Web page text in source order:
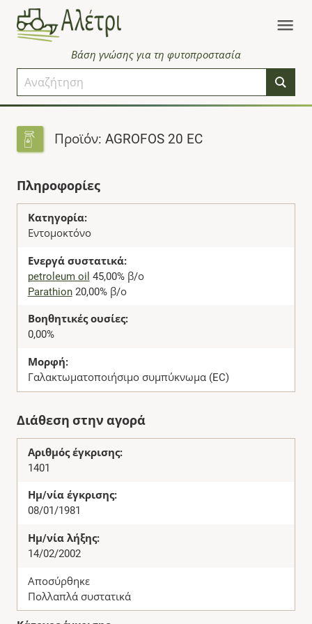
Βάση γνώσης για τη φυτοπροστασία
Προϊόν: AGROFOS 20 EC
Πληροφορίες
Κατηγορία:
Εντομοκτόνο
Ενεργά συστατικά:
petroleum oil 45,00% β/ο
Parathion20,00% β/ο
Βοηθητικές ουσίες:
0,00%
Μορφή:
Γαλακτωματοποιήσιμο συμπύκνωμα (EC)
Διάθεση στην αγορά
Αριθμός έγκρισης:
1401
Ημ/νία έγκρισης:
08/01/1981
Ημ/νία λήξης:
14/02/2002
Αποσύρθηκε
Πολλαπλά συστατικά